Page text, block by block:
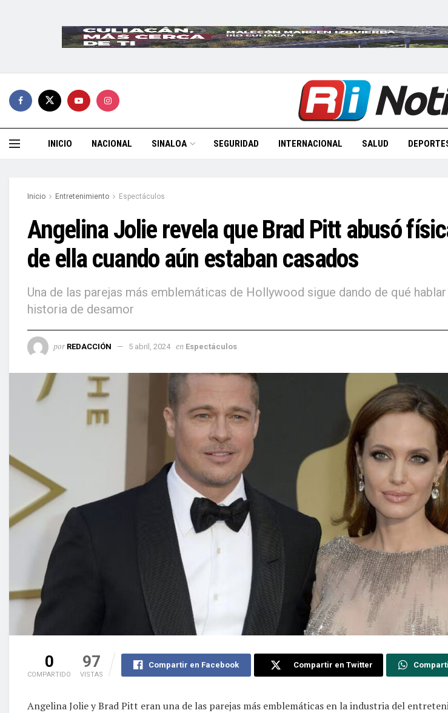
INICIO NACIONAL SINALOA SEGURIDAD INTERNACIONAL SALUD
Inicio Entretenimiento Espectáculos
Angelina Jolie revela que Brad Pitt abusó
de ella cuando aún estaban casados
Una de las parejas más emblemáticas de Hollywood sigue dando de qué
historia de desamor
por REDACCIÓN 5 abril, 2024 en Espectáculos
0
COMPARTIDO
97
VISTAS
Compartir en Facebook Compartir en Twitter
Angelina Jolie y Brad Pitt eran una de las parejas más emblemáticas en la industria del